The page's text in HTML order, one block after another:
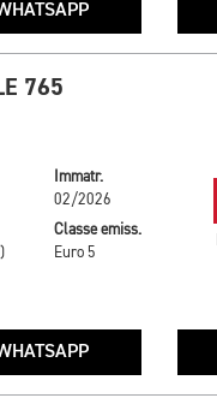
765
Immatr.
02/2026
Classe emiss.
Euro 5